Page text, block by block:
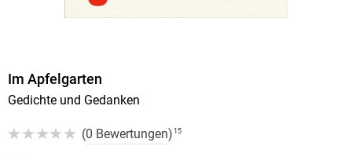
Im Apfelgarten
Gedichte und Gedanken
(0 Bewertungen) 15